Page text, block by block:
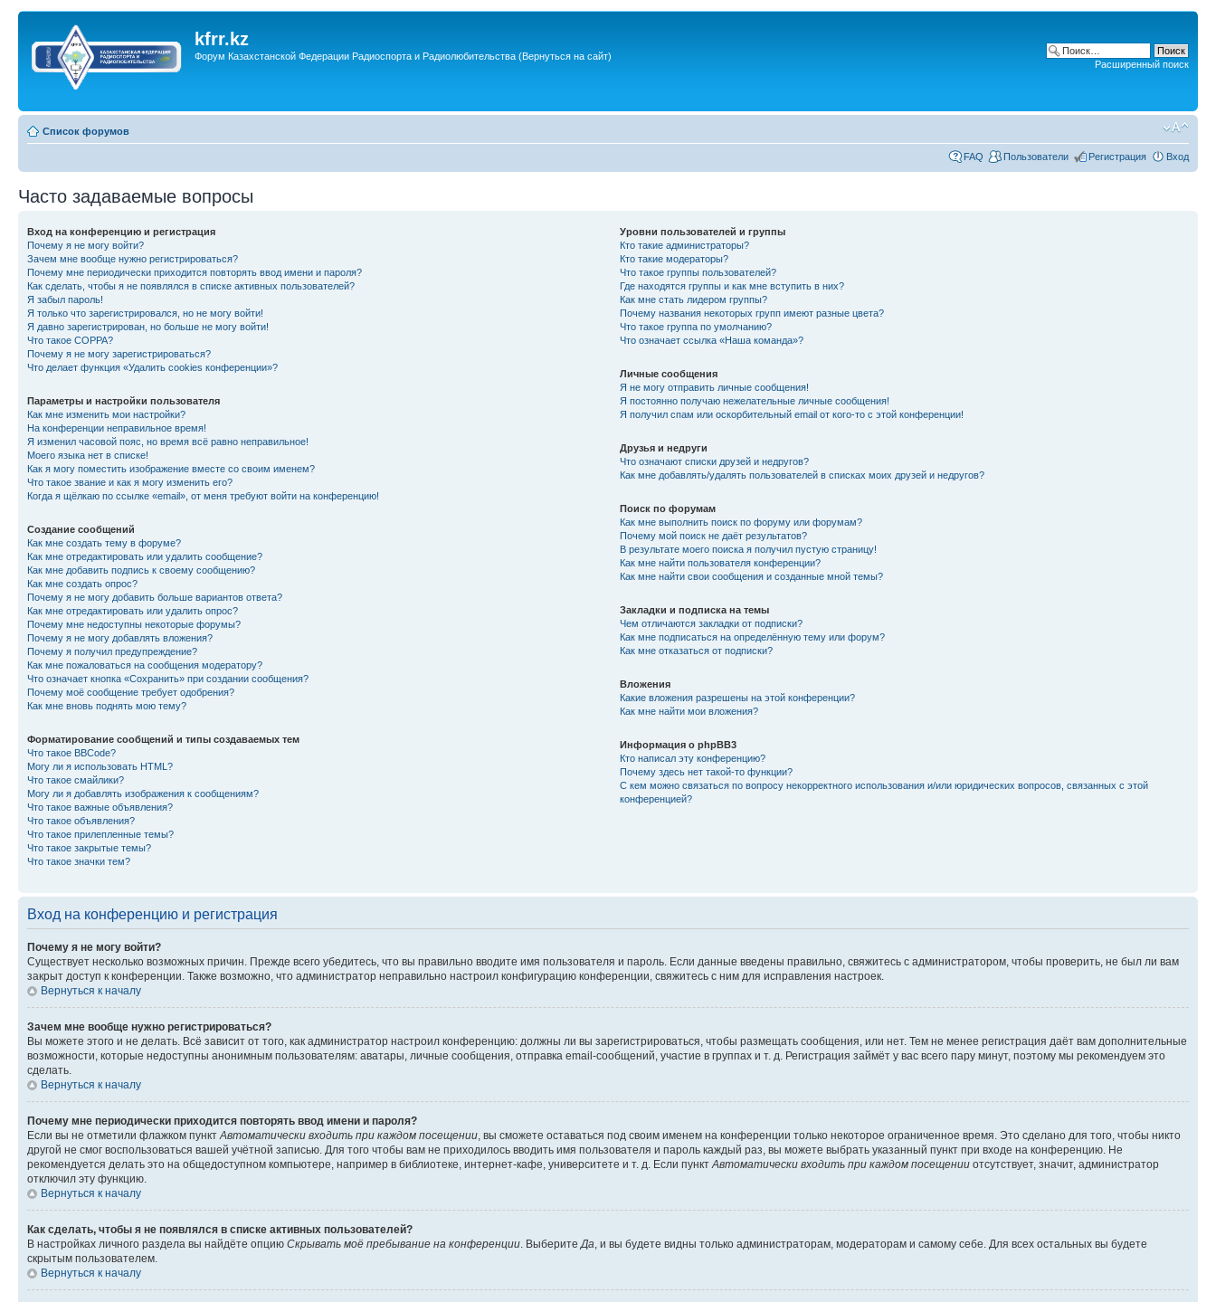
kfrr.kz
Форум Казахстанской Федерации Радиоспорта и Радиолюбительства (Вернуться на сайт)
Расширенный поиск
Список форумов
FAQ Пользователи Регистрация Вход
Часто задаваемые вопросы
Вход на конференцию и регистрация
Почему я не могу войти?
Зачем мне вообще нужно регистрироваться?
Почему мне периодически приходится повторять ввод имени и пароля?
Как сделать, чтобы я не появлялся в списке активных пользователей?
Я забыл пароль!
Я только что зарегистрировался, но не могу войти!
Я давно зарегистрирован, но больше не могу войти!
Что такое COPPA?
Почему я не могу зарегистрироваться?
Что делает функция «Удалить cookies конференции»?
Параметры и настройки пользователя
Как мне изменить мои настройки?
На конференции неправильное время!
Я изменил часовой пояс, но время всё равно неправильное!
Моего языка нет в списке!
Как я могу поместить изображение вместе со своим именем?
Что такое звание и как я могу изменить его?
Когда я щёлкаю по ссылке «email», от меня требуют войти на конференцию!
Создание сообщений
Как мне создать тему в форуме?
Как мне отредактировать или удалить сообщение?
Как мне добавить подпись к своему сообщению?
Как мне создать опрос?
Почему я не могу добавить больше вариантов ответа?
Как мне отредактировать или удалить опрос?
Почему мне недоступны некоторые форумы?
Почему я не могу добавлять вложения?
Почему я получил предупреждение?
Как мне пожаловаться на сообщения модератору?
Что означает кнопка «Сохранить» при создании сообщения?
Почему моё сообщение требует одобрения?
Как мне вновь поднять мою тему?
Форматирование сообщений и типы создаваемых тем
Что такое BBCode?
Могу ли я использовать HTML?
Что такое смайлики?
Могу ли я добавлять изображения к сообщениям?
Что такое важные объявления?
Что такое объявления?
Что такое прилепленные темы?
Что такое закрытые темы?
Что такое значки тем?
Уровни пользователей и группы
Кто такие администраторы?
Кто такие модераторы?
Что такое группы пользователей?
Где находятся группы и как мне вступить в них?
Как мне стать лидером группы?
Почему названия некоторых групп имеют разные цвета?
Что такое группа по умолчанию?
Что означает ссылка «Наша команда»?
Личные сообщения
Я не могу отправить личные сообщения!
Я постоянно получаю нежелательные личные сообщения!
Я получил спам или оскорбительный email от кого-то с этой конференции!
Друзья и недруги
Что означают списки друзей и недругов?
Как мне добавлять/удалять пользователей в списках моих друзей и недругов?
Поиск по форумам
Как мне выполнить поиск по форуму или форумам?
Почему мой поиск не даёт результатов?
В результате моего поиска я получил пустую страницу!
Как мне найти пользователя конференции?
Как мне найти свои сообщения и созданные мной темы?
Закладки и подписка на темы
Чем отличаются закладки от подписки?
Как мне подписаться на определённую тему или форум?
Как мне отказаться от подписки?
Вложения
Какие вложения разрешены на этой конференции?
Как мне найти мои вложения?
Информация о phpBB3
Кто написал эту конференцию?
Почему здесь нет такой-то функции?
С кем можно связаться по вопросу некорректного использования и/или юридических вопросов, связанных с этой
конференцией?
Вход на конференцию и регистрация
Почему я не могу войти?
Существует несколько возможных причин. Прежде всего убедитесь, что вы правильно вводите имя пользователя и пароль. Если данные введены правильно, свяжитесь с администратором, чтобы проверить, не был ли вам
закрыт доступ к конференции. Также возможно, что администратор неправильно настроил конфигурацию конференции, свяжитесь с ним для исправления настроек.
Вернуться к началу
Зачем мне вообще нужно регистрироваться?
Вы можете этого и не делать. Всё зависит от того, как администратор настроил конференцию: должны ли вы зарегистрироваться, чтобы размещать сообщения, или нет. Тем не менее регистрация даёт вам дополнительные
возможности, которые недоступны анонимным пользователям: аватары, личные сообщения, отправка email-сообщений, участие в группах и т. д. Регистрация займёт у вас всего пару минут, поэтому мы рекомендуем это
сделать.
Вернуться к началу
Почему мне периодически приходится повторять ввод имени и пароля?
Если вы не отметили флажком пунктАвтоматически входить при каждом посещении, вы сможете оставаться под своим именем на конференции только некоторое ограниченное время. Это сделано для того, чтобы никто
другой не смог воспользоваться вашей учётной записью. Для того чтобы вам не приходилось вводить имя пользователя и пароль каждый раз, вы можете выбрать указанный пункт при входе на конференцию. Не
рекомендуется делать это на общедоступном компьютере, например в библиотеке, интернет-кафе, университете и т. д. Если пунктАвтоматически входить при каждом посещении отсутствует, значит, администратор
отключил эту функцию.
Вернуться к началу
Как сделать, чтобы я не появлялся в списке активных пользователей?
В настройках личного раздела вы найдёте опцию Скрывать моё пребывание на конференции. ВыберитеДа, и вы будете видны только администраторам, модераторам и самому себе. Для всех остальных вы будете
скрытым пользователем.
Вернуться к началу